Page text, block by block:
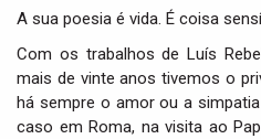
A sua poesia é vida. É coisa
Com os trabalhos de Luís
mais de vinte anos tivemos o
há sempre o amor ou a
caso em Roma, na visita ao